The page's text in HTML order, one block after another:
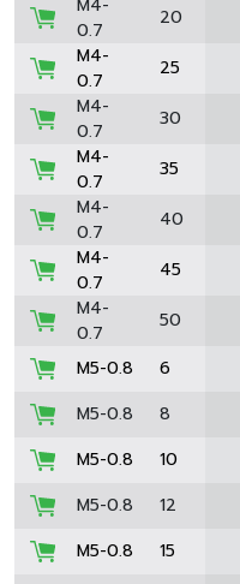
M4-
0.7
20
M4-
0.7
25
M4-
0.7
30
M4-
0.7
35
M4-
0.7
40
M4-
0.7
45
M4-
0.7
50
M5-0.8
6
M5-0.8
8
M5-0.8
10
M5-0.8
12
M5-0.8
15